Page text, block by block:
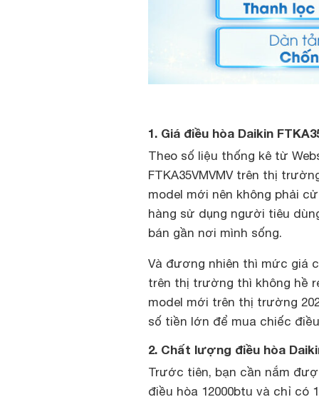
1. Giá điều hòa Daikin
Theo số liệu thống kê từ
FTKA35VMVMV trên thị
model mới nên không phải
hàng sử dụng người tiêu
bán gần nơi mình sống.
Và đương nhiên thì mức giá
trên thị trường thì không hề
model mới trên thị trường
số tiền lớn để mua chiếc
2. Chất lượng điều hòa
Trước tiên, bạn cần nắm
điều hòa 12000btu và chỉ có